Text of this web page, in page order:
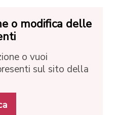
o modifica delle
o vuoi
sul sito della